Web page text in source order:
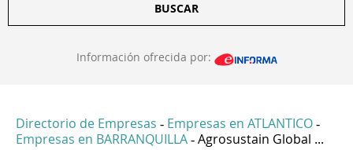
BUSCAR
Información ofrecida por:
Directorio de Empresas - Empresas en ATLANTICO -
Empresas en BARRANQUILLA - Agrosustain Global ...